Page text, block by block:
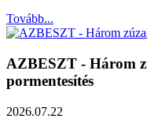
Tovább...
AZBESZT - Három
pormentesítés
2026.07.22